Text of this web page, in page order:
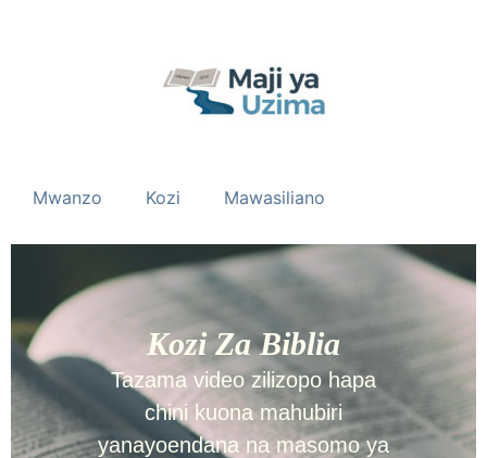
Mwanzo Kozi Mawasiliano
Kozi Za Biblia
Tazama video zilizopo hapa
chini kuona mahubiri
yanayoendana na masomo ya